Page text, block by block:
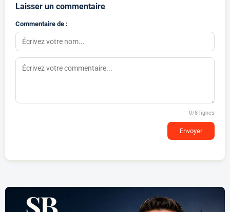
Laisser un commentaire
Commentaire de :
0/8 lignes
Envoyer